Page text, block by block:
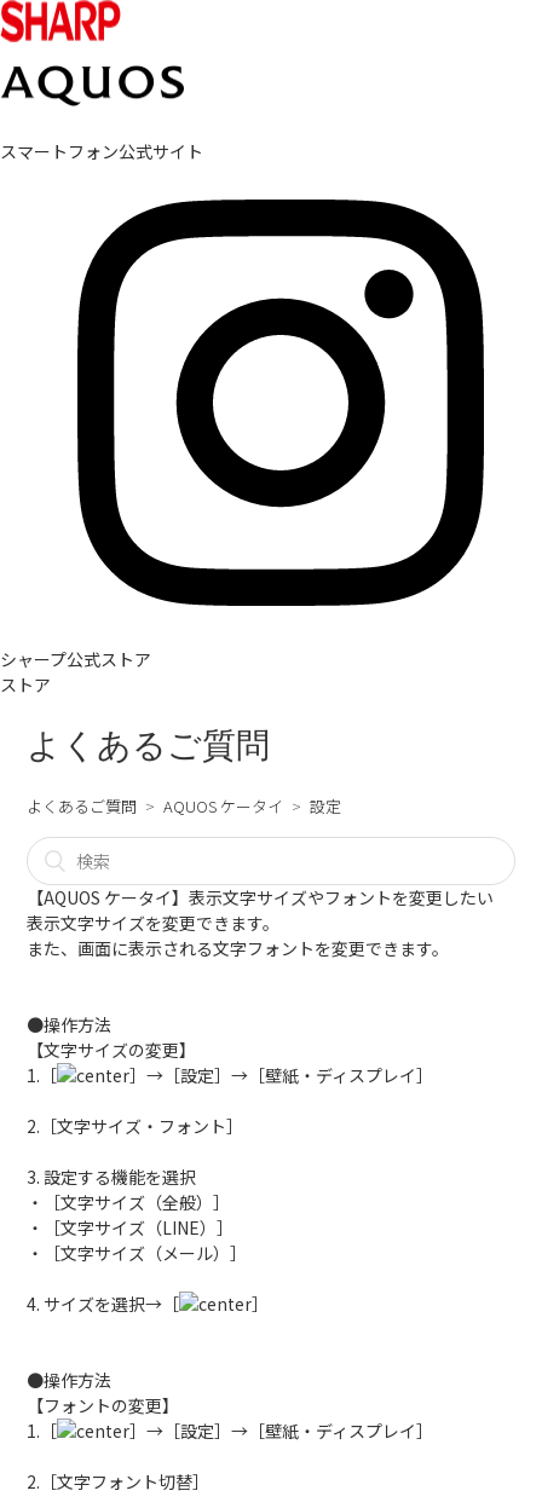
スマートフォン公式サイト
シャープ公式ストア
ストア
よくあるご質問
よくあるご質問 AQUOS ケータイ 設定
【AQUOS ケータイ】表示文字サイズやフォントを変更したい
表示文字サイズを変更できます。
また、画面に表示される文字フォントを変更できます。
●操作方法
【文字サイズの変更】
1.［
］→［設定］→［壁紙・ディスプレイ］
2.［文字サイズ・フォント］
3. 設定する機能を選択
・［文字サイズ（全般）］
・［文字サイズ（LINE）］
・［文字サイズ（メール）］
4. サイズを選択→［ ］
●操作方法
【フォントの変更】
1.［
］→［設定］→［壁紙・ディスプレイ］
2.［文字フォント切替］